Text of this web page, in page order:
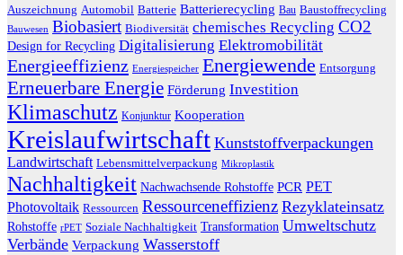
Auszeichnung Automobil Batterie Batterierecycling Bau Baustoffrecycling
Bauwesen Biobasiert Biodiversität chemisches Recycling CO2
Design for Recycling Digitalisierung Elektromobilität
Energieeffizienz Energiespeicher Energiewende Entsorgung
Erneuerbare Energie Förderung Investition
Klimaschutz Konjunktur Kooperation
Kreislaufwirtschaft Kunststoffverpackungen
Landwirtschaft Lebensmittelverpackung Mikroplastik
Nachhaltigkeit Nachwachsende Rohstoffe PCR PET
Photovoltaik Ressourcen Ressourceneffizienz Rezyklateinsatz
Rohstoffe rPET Soziale Nachhaltigkeit Transformation Umweltschutz
Verbände Verpackung Wasserstoff